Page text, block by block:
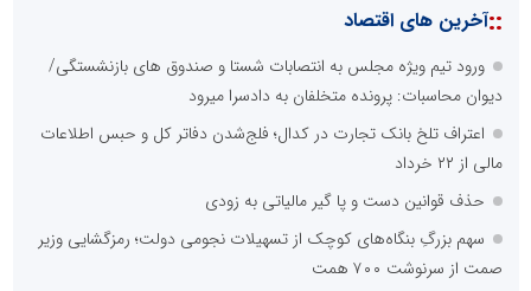
::آخرین های اقتصاد
ورود تیم ویژه مجلس به انتصابات شستا و صندوق های بازنشستگی/
دیوان محاسبات: پرونده متخلفان به دادسرا میرود
اعتراف تلخ بانک تجارت در کدال؛ فلج‌شدن دفاتر کل و حبس اطلاعات
مالی از ۲۲ خرداد
حذف قوانین دست و پا گیر مالیاتی به زودی
سهم بزرگِ بنگاه‌های کوچک از تسهیلات نجومی دولت؛ رمزگشایی وزیر
صمت از سرنوشت ۷۰۰ همت